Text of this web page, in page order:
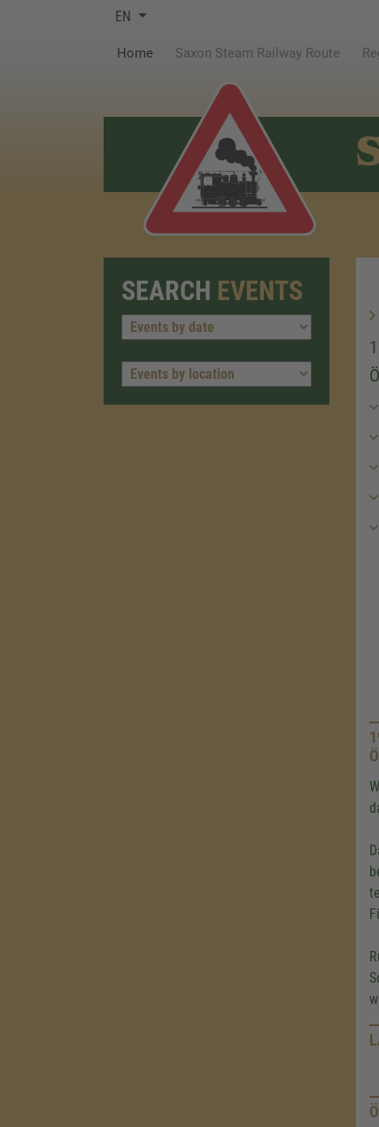
EN
Home(current)Saxon Steam Railway Route
SEARCH EVENTS